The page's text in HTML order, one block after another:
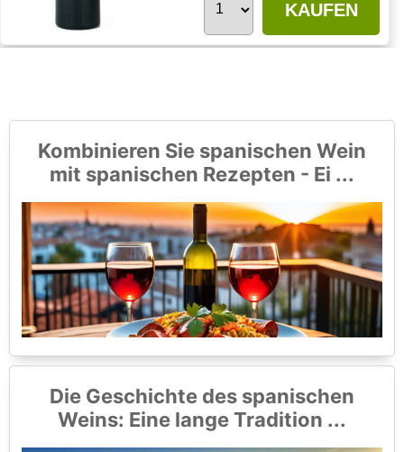
KAUFEN
Kombinieren Sie spanischen Wein
mit spanischen Rezepten - Ei ...
Die Geschichte des spanischen
Weins: Eine lange Tradition ...